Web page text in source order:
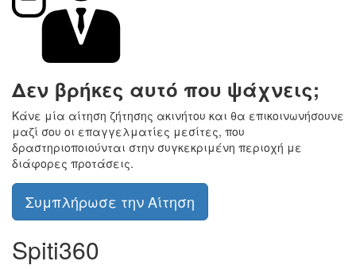
Δεν βρήκες αυτό που ψάχνεις;
Κάνε μία αίτηση ζήτησης ακινήτου και θα επικοινωνήσουνε
μαζί σου οι επαγγελματίες μεσίτες, που
δραστηριοποιούνται στην συγκεκριμένη περιοχή με
διάφορες προτάσεις.
Συμπλήρωσε την Αίτηση
Spiti360